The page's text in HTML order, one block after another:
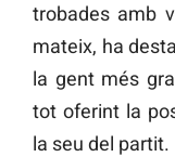
trobades amb
mateix, ha
la gent més
tot oferint la
la seu del partit.